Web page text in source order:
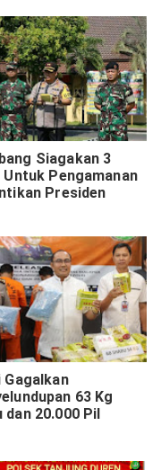
Siagakan 3
Untuk Pengamanan
Presiden
Gagalkan
63 Kg
dan 20.000 Pil
Jaringan